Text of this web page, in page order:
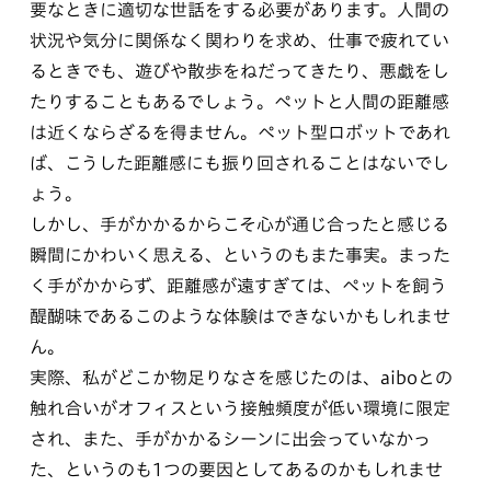
要なときに適切な世話をする必要があります。人間の
状況や気分に関係なく関わりを求め、仕事で疲れてい
るときでも、遊びや散歩をねだってきたり、悪戯をし
たりすることもあるでしょう。ペットと人間の距離感
は近くならざるを得ません。ペット型ロボットであれ
ば、こうした距離感にも振り回されることはないでし
ょう。
しかし、手がかかるからこそ心が通じ合ったと感じる
瞬間にかわいく思える、というのもまた事実。まった
く手がかからず、距離感が遠すぎては、ペットを飼う
醍醐味であるこのような体験はできないかもしれませ
ん。
実際、私がどこか物足りなさを感じたのは、aiboとの
触れ合いがオフィスという接触頻度が低い環境に限定
され、また、手がかかるシーンに出会っていなかっ
た、というのも1つの要因としてあるのかもしれませ